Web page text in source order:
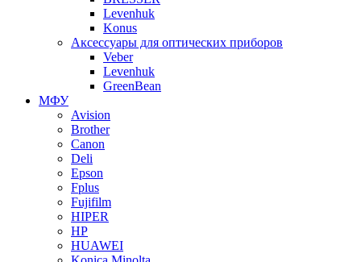
Levenhuk
Konus
Аксессуары для оптических приборов
Veber
Levenhuk
GreenBean
МФУ
Avision
Brother
Canon
Deli
Epson
Fplus
Fujifilm
HIPER
HP
HUAWEI